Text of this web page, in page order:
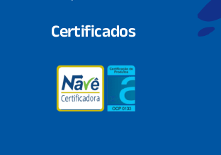
Certificados